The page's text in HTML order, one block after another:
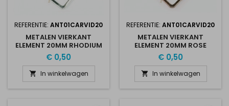
REFERENTIE: ANT01CARVID20
METALEN VIERKANT
ELEMENT 20MM RHODIUM
PLATED
€ 0,50
 In winkelwagen
REFERENTIE: ANT01CARVID20
METALEN VIERKANT
ELEMENT 20MM ROSE
GOLD PLATED
€ 0,50
 In winkelwagen